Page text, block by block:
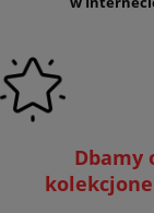
Dbamy